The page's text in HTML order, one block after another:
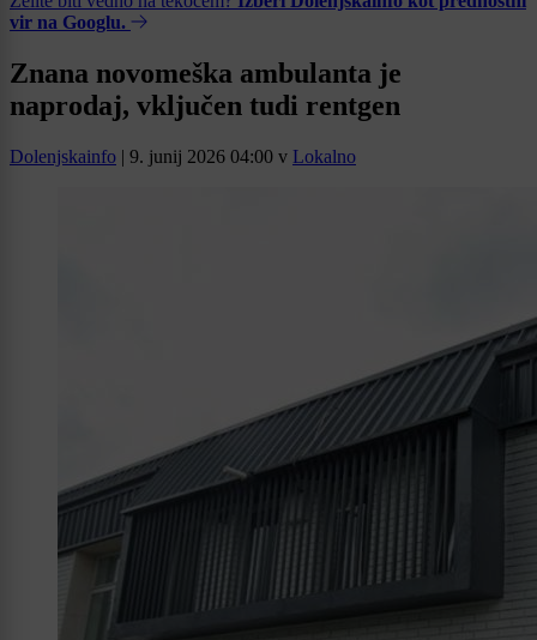
vir na Googlu.
Znana novomeška ambulanta je
naprodaj, vključen tudi rentgen
Dolenjskainfo | 9. junij 2026 04:00 v Lokalno